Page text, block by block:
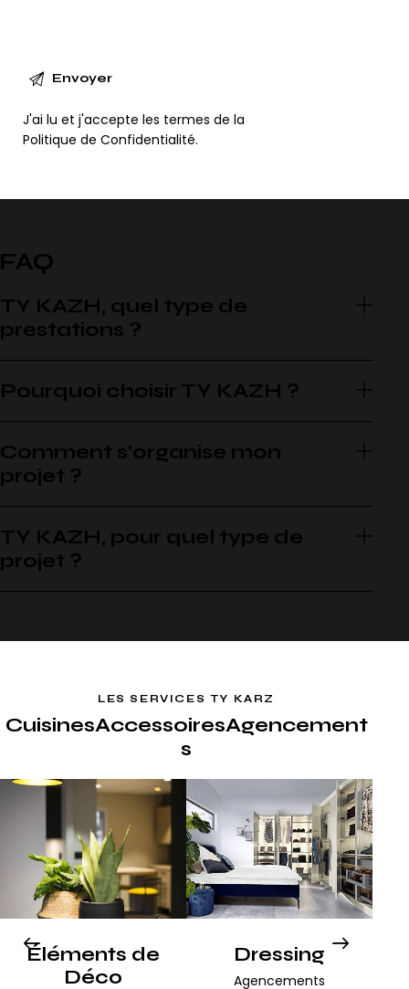
J'ai lu et j'accepte les termes de la
Politique de Confidentialité.
FAQ
TY KAZH, quel type de
prestations ?
Pourquoi choisir TY KAZH ?
Comment s'organise mon
projet ?
TY KAZH, pour quel type de
projet ?
LES SERVICES TY KARZ
CuisinesAccessoiresAgencement
s
Éléments de
Déco
Dressing
Agencements